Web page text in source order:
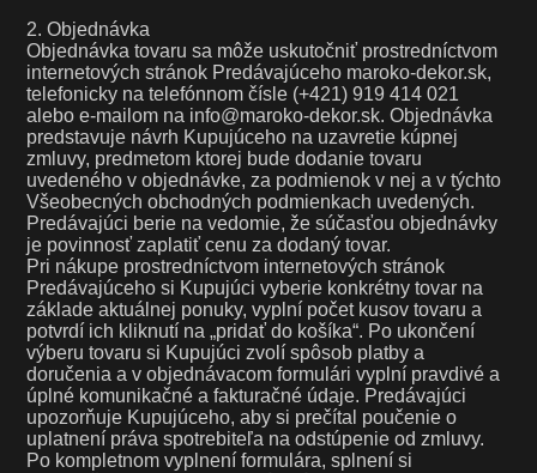
2. Objednávka
Objednávka tovaru sa môže uskutočniť prostredníctvom
internetových stránok Predávajúceho maroko-dekor.sk,
telefonicky na telefónnom čísle (+421) 919 414 021
alebo e-mailom na info@maroko-dekor.sk. Objednávka
predstavuje návrh Kupujúceho na uzavretie kúpnej
zmluvy, predmetom ktorej bude dodanie tovaru
uvedeného v objednávke, za podmienok v nej a v týchto
Všeobecných obchodných podmienkach uvedených.
Predávajúci berie na vedomie, že súčasťou objednávky
je povinnosť zaplatiť cenu za dodaný tovar.
Pri nákupe prostredníctvom internetových stránok
Predávajúceho si Kupujúci vyberie konkrétny tovar na
základe aktuálnej ponuky, vyplní počet kusov tovaru a
potvrdí ich kliknutí na „pridať do košíka“. Po ukončení
výberu tovaru si Kupujúci zvolí spôsob platby a
doručenia a v objednávacom formulári vyplní pravdivé a
úplné komunikačné a fakturačné údaje. Predávajúci
upozorňuje Kupujúceho, aby si prečítal poučenie o
uplatnení práva spotrebiteľa na odstúpenie od zmluvy.
Po kompletnom vyplnení formulára, splnení si